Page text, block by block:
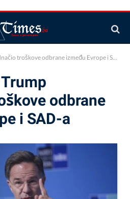
troškove odbrane između Evrope i SAD-a
odbrane
i SAD-a